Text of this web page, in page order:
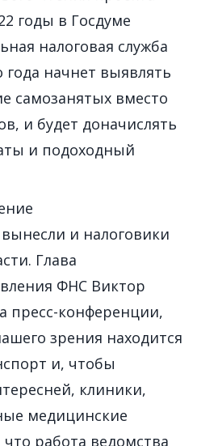
годы в Госдуме
налоговая служба
начнет выявлять
вместо
и будет доначислять
и подоходный
и налоговики
Глава
ФНС Виктор
пресс-конференции,
зрения находится
и, чтобы
клиники,
медицинские
работа ведомства